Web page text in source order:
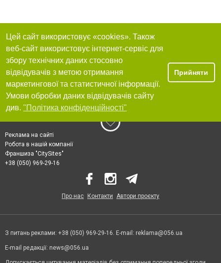
Цей сайт використовує «cookies». Також
веб-сайт використовує інтернет-сервіс для
збору технічних даних стосовно
відвідувачів з метою отримання
маркетингової та статистичної інформації.
Умови обробки даних відвідувачів сайту
див. "Політика конфіденційності"
Прийняти
Реклама на сайті
Робота в нашій компанії
Франшиза "CitySites"
+38 (050) 969-29-16
Про нас Контакти Автори проєкту
З питань реклами: +38 (050) 969-29-16. E-mail: reklama@056.ua
E-mail редакції: news@056.ua